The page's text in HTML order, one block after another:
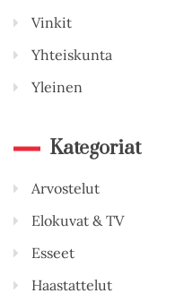
Vinkit
Yhteiskunta
Yleinen
Kategoriat
Arvostelut
Elokuvat & TV
Esseet
Haastattelut